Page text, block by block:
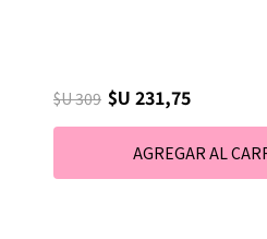
$U 309 $U 231,75